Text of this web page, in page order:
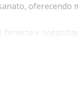
oferecendo
firmeza e
e o manuseio,